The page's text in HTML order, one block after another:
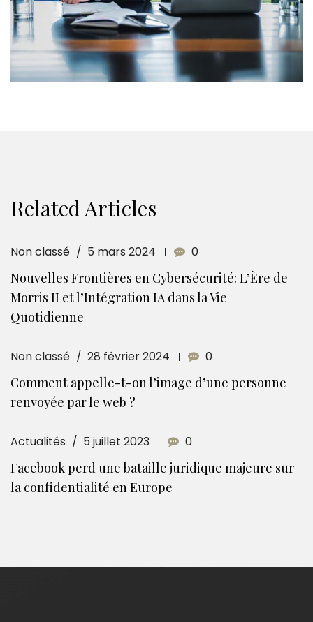
Related Articles
Non classé 5 mars 2024 0
Nouvelles Frontières en Cybersécurité: L’Ère de
Morris II et l’Intégration IA dans la Vie
Quotidienne
Non classé 28 février 2024 0
Comment appelle-t-on l’image d’une personne
renvoyée par le web ?
Actualités 5 juillet 2023 0
Facebook perd une bataille juridique majeure sur
la confidentialité en Europe